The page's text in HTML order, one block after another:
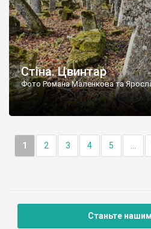
Стіна. Цвинтар
Фото Романа Маленкова та
1 2 3 4 5
Станьте